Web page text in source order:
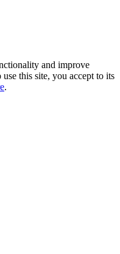
and improve
this site, you accept to its
.